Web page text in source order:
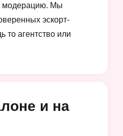
модерацию. Мы
эскорт-
то агентство или
и на